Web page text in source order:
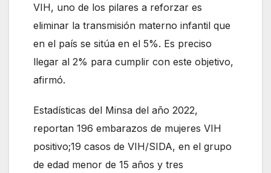
VIH, uno de los pilares a reforzar es
eliminar la transmisión materno infantil que
en el país se sitúa en el 5%. Es preciso
llegar al 2% para cumplir con este objetivo,
afirmó.
Estadísticas del Minsa del año 2022,
reportan 196 embarazos de mujeres VIH
positivo;19 casos de VIH/SIDA, en el grupo
de edad menor de 15 años y tres